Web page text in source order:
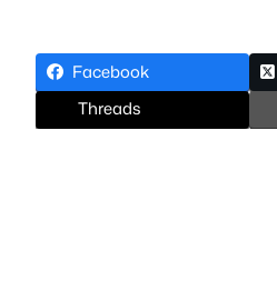
Facebook
Threads